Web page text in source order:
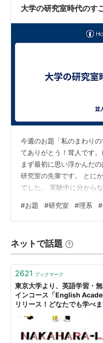
り、基本的には個室では
環境にある院生もいる。
人に個室が与えられる場
大学設置基準でその設置
原則として、教授・准教
指導教官とする。
関連語: 研究、研究者、
グリンネ
の指針 [
ジャンル:
ショップ:
大学の研究室時代のす
今週のお題「私のまわり
てありがとう！茸人です
まず最初に思い浮かんだ
研究室の先輩です。 とに
でした。 実験中に分から
イスをくださったり、
がどんなモノかを調べる
の残留で……目的物のピー
で分かったり。有用な論
書・教科書も沢山教えてく
#お題 #研究室 #理系 #
ネットで話題
2621 ブックマーク
東京大学より、英語学習・
インコース「English
リリース！どなたでも学べ
学びを科学する |
LAB.net